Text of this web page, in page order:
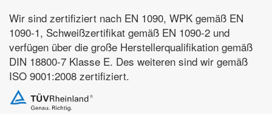
Wir sind zertifiziert nach EN 1090, WPK gemäß EN
1090-1, Schweißzertifikat gemäß EN 1090-2 und
verfügen über die große Herstellerqualifikation gemäß
DIN 18800-7 Klasse E. Des weiteren sind wir gemäß
ISO 9001:2008 zertifiziert.